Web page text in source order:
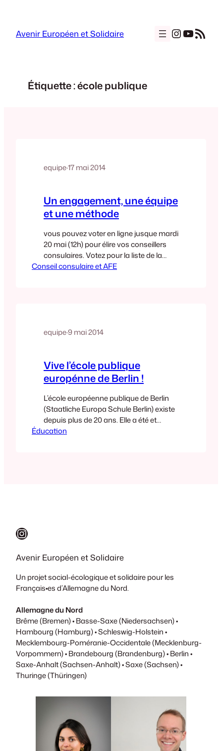
contenu
Avenir Européen et Solidaire Flux RSS
Étiquette :école publique
equipe·17 mai 2014
Un engagement, une équipe
et une méthode
vous pouvez voter en ligne jusque mardi
20 mai (12h) pour élire vos conseillers
consulaires. Votez pour la liste de la
gauche et de l’écologie ! Nos colistiers
Conseil consulaire et AFE
equipe·9 mai 2014
Vive l’école publique
europénne de Berlin !
L’école européenne publique de Berlin
(Staatliche Europa Schule Berlin) existe
depuis plus de 20 ans. Elle a été et
demeure une initiative parentale et
Éducation
Instagram
Avenir Européen et Solidaire
Un projet social-écologique et solidaire pour les
Français•es d’Allemagne du Nord.
Allemagne du Nord
Brême (Bremen) • Basse-Saxe (Niedersachsen) •
Hambourg (Hamburg) • Schleswig-Holstein •
Mecklembourg-Poméranie-Occidentale (Mecklenburg-
Vorpommern) • Brandebourg (Brandenburg) • Berlin •
Saxe-Anhalt (Sachsen-Anhalt) • Saxe (Sachsen) •
Thuringe (Thüringen)